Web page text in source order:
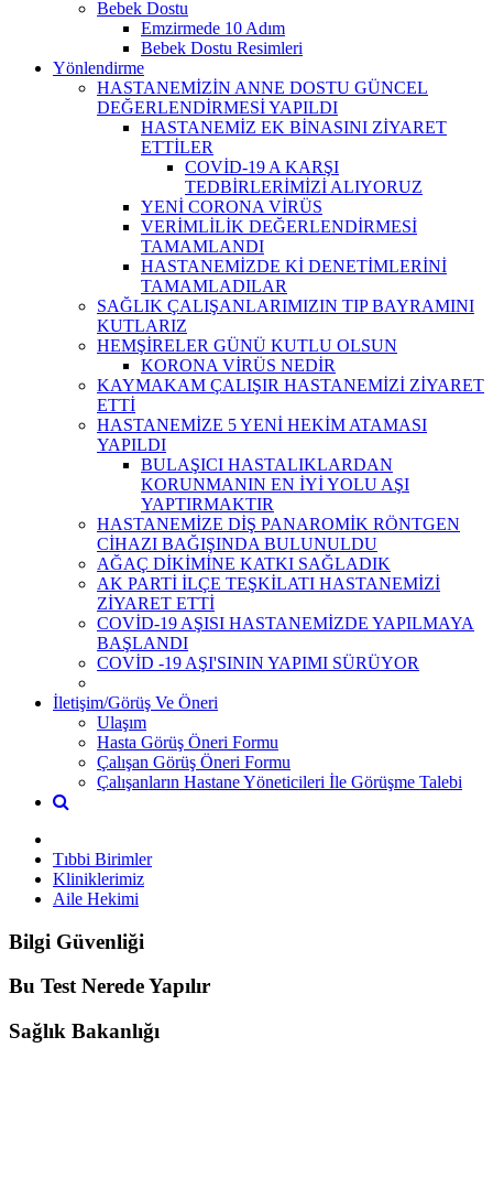
Bebek Dostu
Emzirmede 10 Adım
Bebek Dostu Resimleri
Yönlendirme
HASTANEMİZİN ANNE DOSTU GÜNCEL
DEĞERLENDİRMESİ YAPILDI
HASTANEMİZ EK BİNASINI ZİYARET
ETTİLER
COVİD-19 A KARŞI
TEDBİRLERİMİZİ ALIYORUZ
YENİ CORONA VİRÜS
VERİMLİLİK DEĞERLENDİRMESİ
TAMAMLANDI
HASTANEMİZDE Kİ DENETİMLERİNİ
TAMAMLADILAR
SAĞLIK ÇALIŞANLARIMIZIN TIP BAYRAMINI
KUTLARIZ
HEMŞİRELER GÜNÜ KUTLU OLSUN
KORONA VİRÜS NEDİR
KAYMAKAM ÇALIŞIR HASTANEMİZİ ZİYARET
ETTİ
HASTANEMİZE 5 YENİ HEKİM ATAMASI
YAPILDI
BULAŞICI HASTALIKLARDAN
KORUNMANIN EN İYİ YOLU AŞI
YAPTIRMAKTIR
HASTANEMİZE DİŞ PANAROMİK RÖNTGEN
CİHAZI BAĞIŞINDA BULUNULDU
AĞAÇ DİKİMİNE KATKI SAĞLADIK
AK PARTİ İLÇE TEŞKİLATI HASTANEMİZİ
ZİYARET ETTİ
COVİD-19 AŞISI HASTANEMİZDE YAPILMAYA
BAŞLANDI
COVİD -19 AŞI'SININ YAPIMI SÜRÜYOR
İletişim/Görüş Ve Öneri
Ulaşım
Hasta Görüş Öneri Formu
Çalışan Görüş Öneri Formu
Çalışanların Hastane Yöneticileri İle Görüşme Talebi
Tıbbi Birimler
Kliniklerimiz
Aile Hekimi
Bilgi Güvenliği
Bu Test Nerede Yapılır
Sağlık Bakanlığı